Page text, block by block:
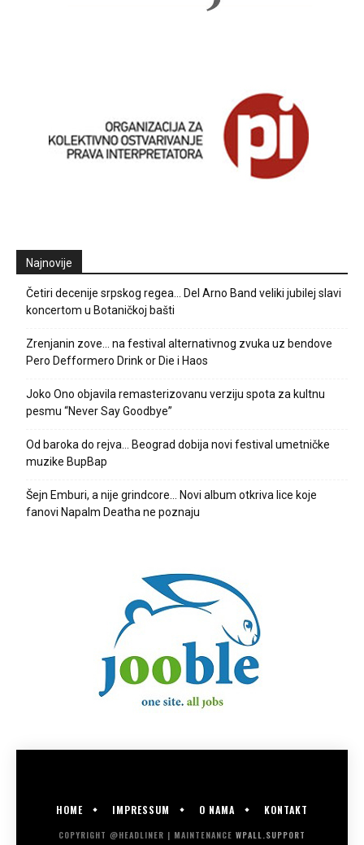
Najnovije
Četiri decenije srpskog regea… Del Arno Band veliki jubilej slavi
koncertom u Botaničkoj bašti
Zrenjanin zove… na festival alternativnog zvuka uz bendove
Pero Defformero Drink or Die i Haos
Joko Ono objavila remasterizovanu verziju spota za kultnu
pesmu “Never Say Goodbye”
Od baroka do rejva… Beograd dobija novi festival umetničke
muzike BupBap
Šejn Emburi, a nije grindcore… Novi album otkriva lice koje
fanovi Napalm Deatha ne poznaju
HOME IMPRESSUM O NAMA KONTAKT
COPYRIGHT @HEADLINER | MAINTENANCE WPALL.SUPPORT